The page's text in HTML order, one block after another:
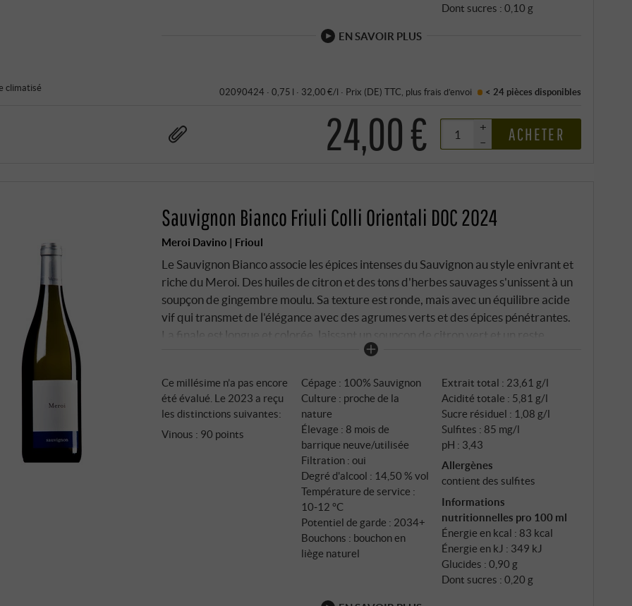
Dont sucres : 0,10 g
EN SAVOIR PLUS
climatisé 02090424 · 0,75 l · 32,00 €/l · Prix (DE) TTC , plus frais d’envoi < 24 pièces disponibles
24,00 €
+
–
ACHETER
Sauvignon Bianco Friuli Colli Orientali DOC 2024
Meroi Davino | Frioul
Le Sauvignon Bianco associe les épices intenses du Sauvignon au style enivrant et
riche du Meroi. Des huiles de citron et des tons d'herbes sauvages s'unissent à un
soupçon de gingembre moulu. Sa texture est ronde, mais avec un équilibre acide
vif qui transmet de l'élégance avec des agrumes verts et des épices pénétrantes.
La finale est longue et colorée, laissant un soupçon de citron vert et un reste
d'acidité qui maintient la fraîcheur de l'expression. Un contraste passionnant entre
tout moment. SUPERIORE.DE
Ce millésime n’a pas encore
été évalué. Le 2023 a reçu
les distinctions suivantes:
Vinous : 90 points
Cépage : 100% Sauvignon
Culture : proche de la
nature
Élevage : 8 mois de
barrique neuve/utilisée
Filtration : oui
Degré d'alcool : 14,50 % vol
Température de service :
10‑12 °C
Potentiel de garde : 2034+
Bouchons : bouchon en
liège naturel
Extrait total : 23,61 g/l
Acidité totale : 5,81 g/l
Sucre résiduel : 1,08 g/l
Sulfites : 85 mg/l
pH : 3,43
Allergènes
contient des sulfites
Informations
nutritionnelles pro 100 ml
Énergie en kcal : 83 kcal
Énergie en kJ : 349 kJ
Glucides : 0,90 g
Dont sucres : 0,20 g